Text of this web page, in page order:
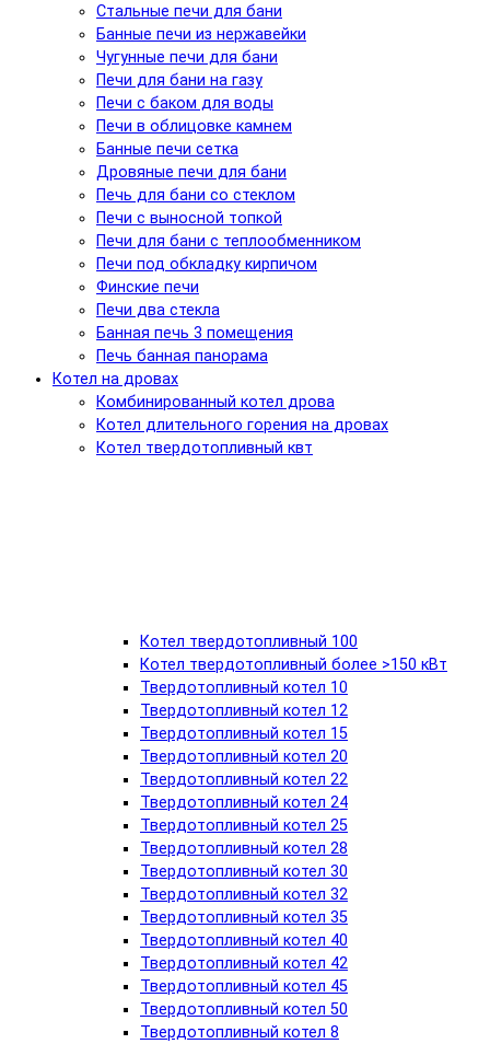
Стальные печи для бани
Банные печи из нержавейки
Чугунные печи для бани
Печи для бани на газу
Печи с баком для воды
Печи в облицовке камнем
Банные печи сетка
Дровяные печи для бани
Печь для бани со стеклом
Печи с выносной топкой
Печи для бани с теплообменником
Печи под обкладку кирпичом
Финские печи
Печи два стекла
Банная печь 3 помещения
Печь банная панорама
Котел на дровах
Комбинированный котел дрова
Котел длительного горения на дровах
Котел твердотопливный квт
Котел твердотопливный 100
Котел твердотопливный более >150 кВт
Твердотопливный котел 10
Твердотопливный котел 12
Твердотопливный котел 15
Твердотопливный котел 20
Твердотопливный котел 22
Твердотопливный котел 24
Твердотопливный котел 25
Твердотопливный котел 28
Твердотопливный котел 30
Твердотопливный котел 32
Твердотопливный котел 35
Твердотопливный котел 40
Твердотопливный котел 42
Твердотопливный котел 45
Твердотопливный котел 50
Твердотопливный котел 8